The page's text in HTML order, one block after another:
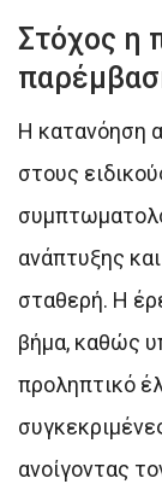
Στόχος η
Η κατανόηση
στους
ανάπτυξης
σταθερή. Η
βήμα, καθώς
προληπτικό
ανοίγοντας